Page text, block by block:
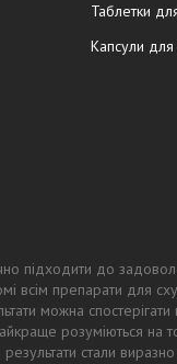
Таблетки
Капсули для
підходити до
всім препарати для
можна
розуміються на
стали